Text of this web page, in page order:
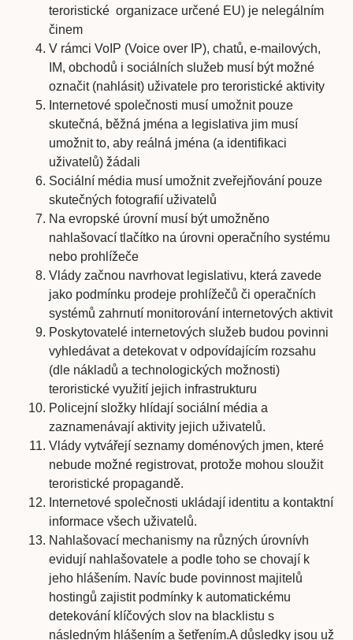
teroristické organizace určené EU) je nelegálním
činem
V rámci VoIP (Voice over IP), chatů, e-mailových,
IM, obchodů i sociálních služeb musí být možné
označit (nahlásit) uživatele pro teroristické aktivity
Internetové společnosti musí umožnit pouze
skutečná, běžná jména a legislativa jim musí
umožnit to, aby reálná jména (a identifikaci
uživatelů) žádali
Sociální média musí umožnit zveřejňování pouze
skutečných fotografií uživatelů
Na evropské úrovní musí být umožněno
nahlašovací tlačítko na úrovni operačního systému
nebo prohlížeče
Vlády začnou navrhovat legislativu, která zavede
jako podmínku prodeje prohlížečů či operačních
systémů zahrnutí monitorování internetových aktivit
Poskytovatelé internetových služeb budou povinni
vyhledávat a detekovat v odpovídajícím rozsahu
(dle nákladů a technologických možnosti)
teroristické využití jejich infrastrukturu
Policejní složky hlídají sociální média a
zaznamenávají aktivity jejich uživatelů.
Vlády vytvářejí seznamy doménových jmen, které
nebude možné registrovat, protože mohou sloužit
teroristické propagandě.
Internetové společnosti ukládají identitu a kontaktní
informace všech uživatelů.
Nahlašovací mechanismy na různých úrovnívh
evidují nahlašovatele a podle toho se chovají k
jeho hlášením. Navíc bude povinnost majitelů
hostingů zajistit podmínky k automatickému
detekování klíčových slov na blacklistu s
následným hlášením a šetřením.A důsledky jsou už